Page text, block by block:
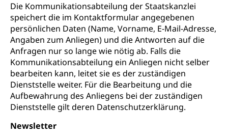
Die Kommunikationsabteilung der Staatskanzlei
speichert die im Kontaktformular angegebenen
persönlichen Daten (Name, Vorname, E-Mail-Adresse,
Angaben zum Anliegen) und die Antworten auf die
Anfragen nur so lange wie nötig ab. Falls die
Kommunikationsabteilung ein Anliegen nicht selber
bearbeiten kann, leitet sie es der zuständigen
Dienststelle weiter. Für die Bearbeitung und die
Aufbewahrung des Anliegens bei der zuständigen
Dienststelle gilt deren Datenschutzerklärung.
Newsletter